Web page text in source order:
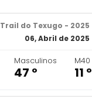
Trail do Texugo - 2025
06, Abril de 2025
Masculinos
47 º
M40
11 º